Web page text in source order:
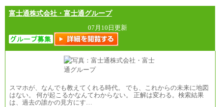
県、福島県、山形県
・月給には一律地域手当を含んだ金額を表示
（一律地域手当：※1…36,000円、※2…33,000円、
※3…28,000円、※4…25,000円、※5…23,000円）
・試用期間中も給与変更なし
●基幹職（地域限定社員）
・大学・院卒／月給185,000 円～219,000 円 ※勤務地
により異なる。
〈大阪・兵庫〉209,000 円
〈愛知〉194,500 円 〈福岡〉1
85,000 円
富士通株式会社・富士通グループ
07月10日更新
スマホが、なんでも教えてくれる時代。 でも、これからの未来に地図
はない。 何が起こるかなんてわからない。 正解は変わる。検索結果
は、過去の誰かの見方にす…